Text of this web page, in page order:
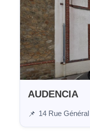
AUDENCIA
📌 14 Rue